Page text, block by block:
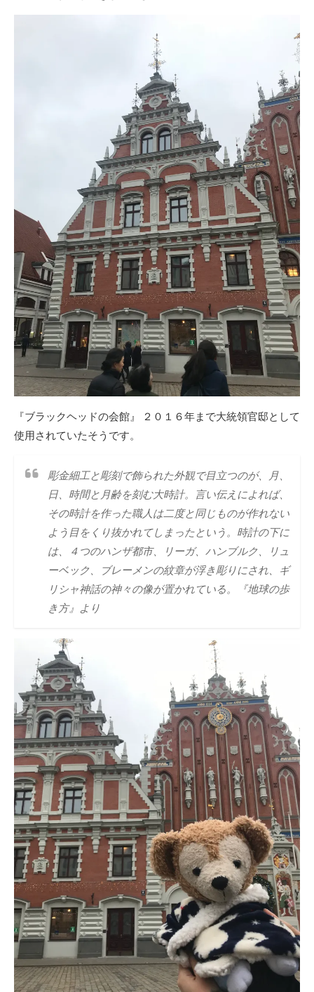
『ブラックヘッドの会館』 ２０１６年まで大統領官邸として
使用されていたそうです。
彫金細工と彫刻で飾られた外観で目立つのが、月、
日、時間と月齢を刻む大時計。言い伝えによれば、
その時計を作った職人は二度と同じものが作れない
よう目をくり抜かれてしまったという。時計の下に
は、４つのハンザ都市、リーガ、ハンブルク、リュ
ーベック、ブレーメンの紋章が浮き彫りにされ、ギ
リシャ神話の神々の像が置かれている。『地球の歩
き方』より